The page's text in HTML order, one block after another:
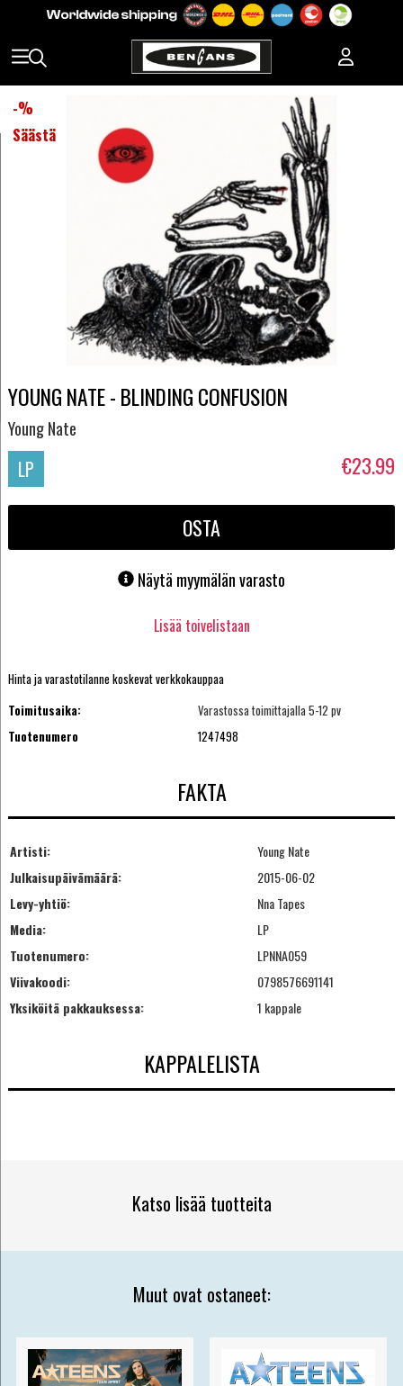
-%
Säästä
YOUNG NATE - BLINDING CONFUSION
Young Nate
LP €23.99
OSTA
Näytä myymälän varasto
Lisää toivelistaan
Hinta ja varastotilanne koskevat verkkokauppaa
Toimitusaika:
Varastossa toimittajalla 5-12 pv
Tuotenumero
1247498
FAKTA
Artisti:
Young Nate
Julkaisupäivämäärä:
2015-06-02
Levy-yhtiö:
Nna Tapes
Media:
LP
Tuotenumero:
LPNNA059
Viivakoodi:
0798576691141
Yksiköitä pakkauksessa:
1 kappale
KAPPALELISTA
Katso lisää tuotteita
Muut ovat ostaneet: